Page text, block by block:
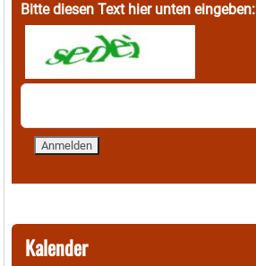
Bitte diesen Text hier unten eingeben:
Kalender